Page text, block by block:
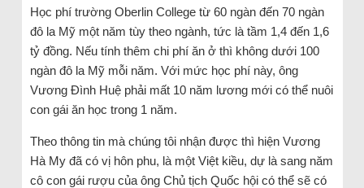
Học phí trường Oberlin College từ 60 ngàn đến 70 ngàn
đô la Mỹ một năm tùy theo ngành, tức là tầm 1,4 đến 1,6
tỷ đồng. Nếu tính thêm chi phí ăn ở thì không dưới 100
ngàn đô la Mỹ mỗi năm. Với mức học phí này, ông
Vương Đình Huệ phải mất 10 năm lương mới có thể nuôi
con gái ăn học trong 1 năm.
Theo thông tin mà chúng tôi nhận được thì hiện Vương
Hà My đã có vị hôn phu, là một Việt kiều, dự là sang năm
cô con gái rượu của ông Chủ tịch Quốc hội có thể sẽ có